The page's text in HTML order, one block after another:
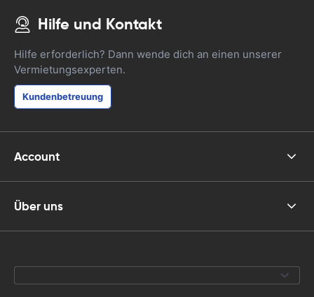
Hilfe und Kontakt
Hilfe erforderlich? Dann wende dich an einen unserer
Vermietungsexperten.
Kundenbetreuung
Account
Über uns